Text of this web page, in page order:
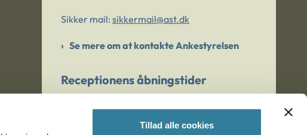
Tillad alle cookies
Sikker mail: sikkermail@ast.dk
Se mere om at kontakte Ankestyrelsen
Receptionens åbningstider